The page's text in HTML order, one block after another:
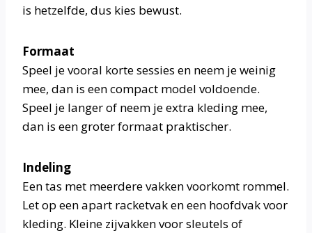
is hetzelfde, dus kies bewust.
Formaat
Speel je vooral korte sessies en neem je weinig
mee, dan is een compact model voldoende.
Speel je langer of neem je extra kleding mee,
dan is een groter formaat praktischer.
Indeling
Een tas met meerdere vakken voorkomt rommel.
Let op een apart racketvak en een hoofdvak voor
kleding. Kleine zijvakken voor sleutels of